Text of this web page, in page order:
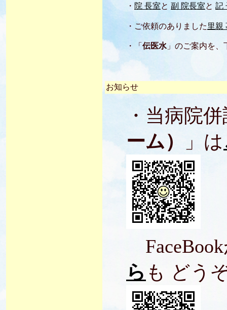
・ 院 長室と 副 院長室と 記
・ご依頼のありました里親
・「 伝医水 」のご案内を
お知らせ
・当病院
ーム）
」は
ら も どう